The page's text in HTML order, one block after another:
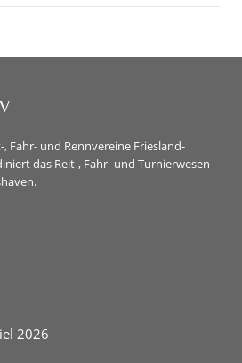
Fahr- und Rennvereine Friesland-
das Reit-, Fahr- und Turnierwesen
2026